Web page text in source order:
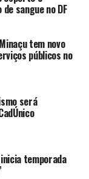
que
sangue no DF
tem novo
públicos no
será
temporada